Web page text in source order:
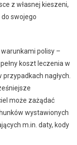
z własnej kieszeni,
swojego
polisy –
koszt leczenia w
nagłych.
może zażądać
wystawionych
m.in. daty, kody